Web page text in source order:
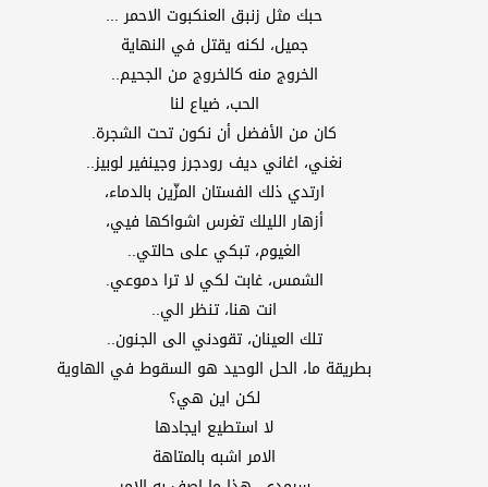
حبك مثل زنبق العنكبوت الاحمر ...
جميل، لكنه يقتل في النهاية
الخروج منه كالخروج من الجحيم..
الحب، ضياع لنا
كان من الأفضل أن نكون تحت الشجرة.
نغني، اغاني ديف رودجرز وجينفير لوبيز..
ارتدي ذلك الفستان المزّين بالدماء،
أزهار الليلك تغرس اشواكها فيي،
الغيوم، تبكي على حالتي..
الشمس، غابت لكي لا ترا دموعي.
انت هنا، تنظر الي..
تلك العينان، تقودني الى الجنون..
بطريقة ما، الحل الوحيد هو السقوط في الهاوية
لكن اين هي؟
لا استطيع ايجادها
الامر اشبه بالمتاهة